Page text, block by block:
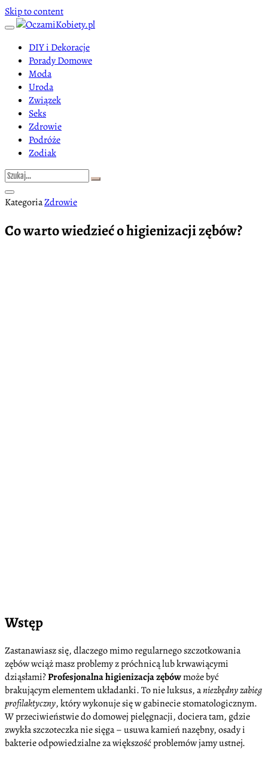
Skip to content
DIY i Dekoracje
Porady Domowe
Moda
Uroda
Związek
Seks
Zdrowie
Podróże
Zodiak
KategoriaZdrowie
Co warto wiedzieć o higienizacji zębów?
Wstęp
Zastanawiasz się, dlaczego mimo regularnego szczotkowania
zębów wciąż masz problemy z próchnicą lub krwawiącymi
dziąsłami?Profesjonalna higienizacja zębówmoże być
brakującym elementem układanki. To nie luksus, aniezbędny zabieg
profilaktyczny, który wykonuje się w gabinecie stomatologicznym.
W przeciwieństwie do domowej pielęgnacji, dociera tam, gdzie
zwykła szczoteczka nie sięga – usuwa kamień nazębny, osady i
bakterie odpowiedzialne za większość problemów jamy ustnej.